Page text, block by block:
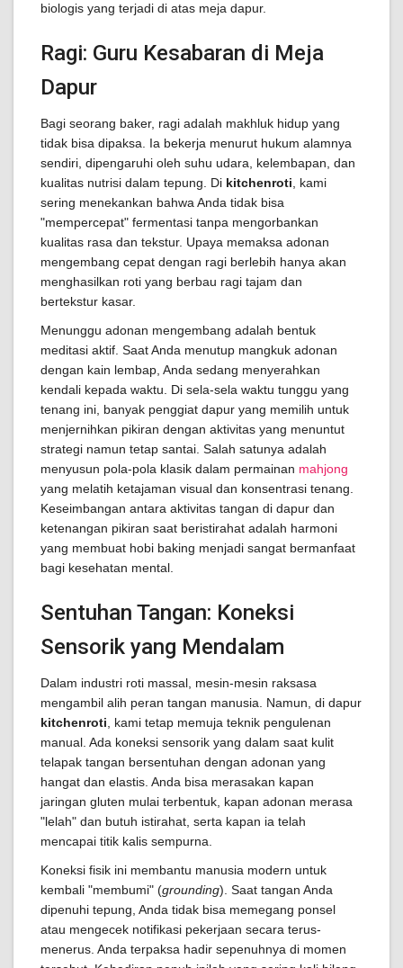
biologis yang terjadi di atas meja dapur.
Ragi: Guru Kesabaran di Meja
Dapur
Bagi seorang baker, ragi adalah makhluk hidup yang
tidak bisa dipaksa. Ia bekerja menurut hukum alamnya
sendiri, dipengaruhi oleh suhu udara, kelembapan, dan
kualitas nutrisi dalam tepung. Di kitchenroti , kami
sering menekankan bahwa Anda tidak bisa
"mempercepat" fermentasi tanpa mengorbankan
kualitas rasa dan tekstur. Upaya memaksa adonan
mengembang cepat dengan ragi berlebih hanya akan
menghasilkan roti yang berbau ragi tajam dan
bertekstur kasar.
Menunggu adonan mengembang adalah bentuk
meditasi aktif. Saat Anda menutup mangkuk adonan
dengan kain lembap, Anda sedang menyerahkan
kendali kepada waktu. Di sela-sela waktu tunggu yang
tenang ini, banyak penggiat dapur yang memilih untuk
menjernihkan pikiran dengan aktivitas yang menuntut
strategi namun tetap santai. Salah satunya adalah
menyusun pola-pola klasik dalam permainan mahjong
yang melatih ketajaman visual dan konsentrasi tenang.
Keseimbangan antara aktivitas tangan di dapur dan
ketenangan pikiran saat beristirahat adalah harmoni
yang membuat hobi baking menjadi sangat bermanfaat
bagi kesehatan mental.
Sentuhan Tangan: Koneksi
Sensorik yang Mendalam
Dalam industri roti massal, mesin-mesin raksasa
mengambil alih peran tangan manusia. Namun, di dapur
kitchenroti , kami tetap memuja teknik pengulenan
manual. Ada koneksi sensorik yang dalam saat kulit
telapak tangan bersentuhan dengan adonan yang
hangat dan elastis. Anda bisa merasakan kapan
jaringan gluten mulai terbentuk, kapan adonan merasa
"lelah" dan butuh istirahat, serta kapan ia telah
mencapai titik kalis sempurna.
Koneksi fisik ini membantu manusia modern untuk
kembali "membumi" (grounding). Saat tangan Anda
dipenuhi tepung, Anda tidak bisa memegang ponsel
atau mengecek notifikasi pekerjaan secara terus-
menerus. Anda terpaksa hadir sepenuhnya di momen